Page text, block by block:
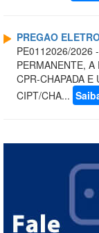
PREGAO
PE0112026/2026
PERMANENTE,
CPR-CHAPADA E
CIPT/CHA...